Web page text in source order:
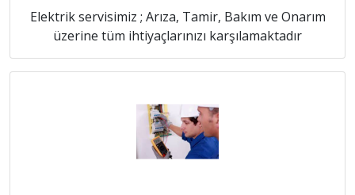
Elektrik servisimiz ; Arıza, Tamir, Bakım ve Onarım
üzerine tüm ihtiyaçlarınızı karşılamaktadır